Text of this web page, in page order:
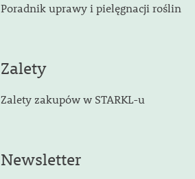
Poradnik uprawy i pielęgnacji roślin
Zalety
Zalety zakupów w STARKL-u
Newsletter